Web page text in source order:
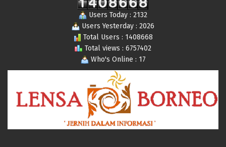
Users Today : 2132
Users Yesterday : 2026
Total Users : 1408668
Total views : 6757402
Who's Online : 17